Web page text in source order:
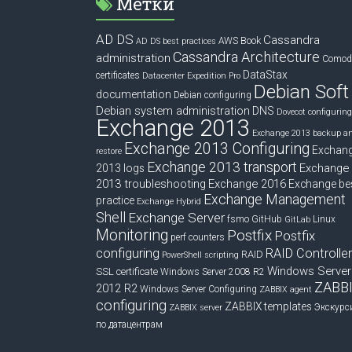
AD DS AD DS best practices AWS Book Cassandra
administration Cassandra Architecture
certificates Datacenter Expedition Pro DataStax
documentation Debian configuring Debian Soft
Debian system administration DNS Dovecot configuring
Exchange 2013 Exchange 2013 backup
restore Exchange 2013 Configuring
2013 logs Exchange 2013 transport Exchange
2013 troubleshooting Exchange 2016 Exchange
practice Exchange Hybrid Exchange Management
Shell
Exchange Server fsmo GitHub GitLab Linux
Monitoring perf counters Postfix Postfix
configuring PowerShell scripting RAID RAID
SSL certificate Windows Server 2008 R2 Windows Server
2012 R2 Windows Server Configuring ZABBIX agent
configuring ZABBIX server ZABBIX templates
по датацентрам